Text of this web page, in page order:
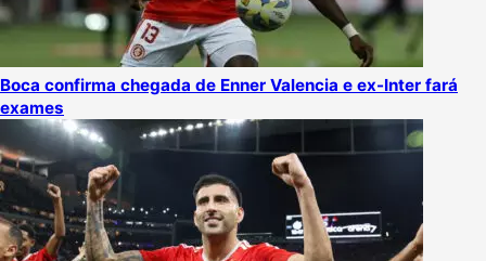
Boca confirma chegada de Enner Valencia e ex-Inter fará
exames